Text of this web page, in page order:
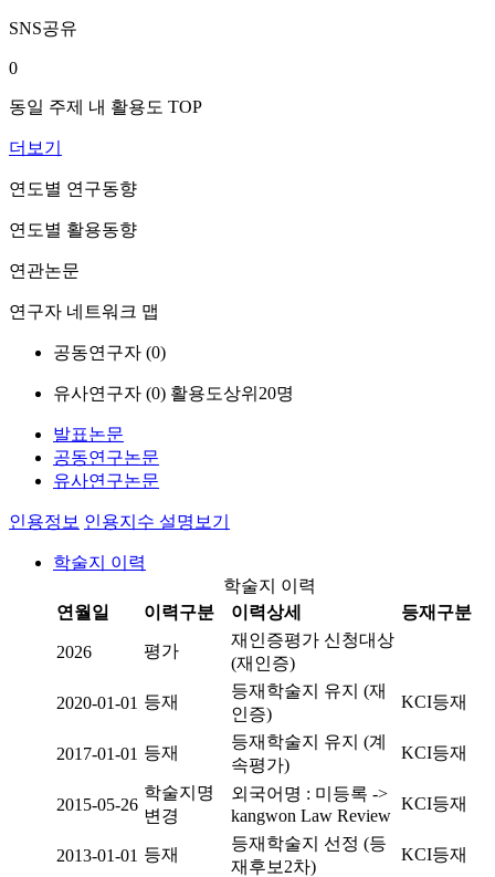
SNS공유
0
동일 주제 내 활용도 TOP
더보기
연도별 연구동향
연도별 활용동향
연관논문
연구자 네트워크 맵
공동연구자 (0)
유사연구자 (0) 활용도상위20명
발표논문
공동연구논문
유사연구논문
인용정보 인용지수 설명보기
학술지 이력
학술지 이력
연월일
이력구분 이력상세 등재구분
2026 평가
재인증평가 신청대상
(재인증)
2020-01-01 등재
등재학술지 유지 (재
인증)
KCI등재
2017-01-01 등재
등재학술지 유지 (계
속평가)
KCI등재
2015-05-26
학술지명
변경
외국어명 : 미등록 ->
kangwon Law Review
KCI등재
2013-01-01 등재
등재학술지 선정 (등
재후보2차)
KCI등재